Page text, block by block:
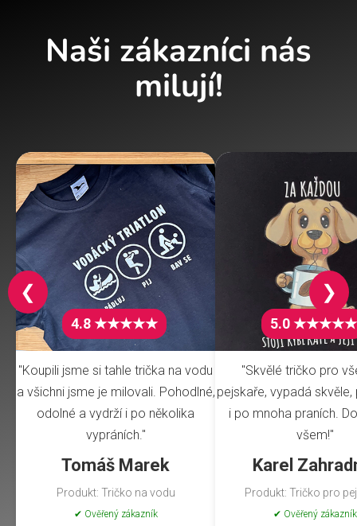
Naši zákazníci nás
milují!
4.8 ★★★★★
"Koupili jsme si tahle trička na vodu
a všichni jsme je milovali. Pohodlné,
odolné a vydrží i po několika
vypráních."
Tomáš Marek
Produkt: Tričko na vodu
✔ Ověřený zákazník
5.0 ★★★★★
"Skvělé tričko pro
pejskaře, vypadá
i po mnoha praních.
všem!"
Karel
Produkt: Tričko pro
✔ Ověřený zákazník
❮ ❯